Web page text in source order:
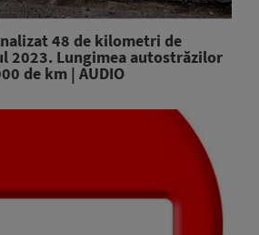
48 de kilometri de
2023. Lungimea autostrăzilor
de km | AUDIO